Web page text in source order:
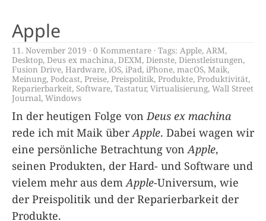
Apple
11. November 2019 0 Kommentare Tags: Apple, ARM,
Desktop, Deus ex machina, DEXM, Dienste, Dienstleistungen,
Fusion Drive, Hardware, iOS, iPad, iPhone, macOS, Maik,
Meinung, Podcast, Preise, Preispolitik, Produkte, Produktivität,
Reparierbarkeit, Software, Tastatur, Virtualisierung, Wall Street
Journal, Windows
In der heutigen Folge von Deus ex machina
rede ich mit Maik überApple. Dabei wagen wir
eine persönliche Betrachtung von Apple,
seinen Produkten, der Hard- und Software und
vielem mehr aus dem Apple-Universum, wie
der Preispolitik und der Reparierbarkeit der
Produkte.